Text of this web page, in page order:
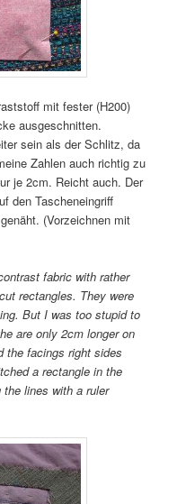
mit fester (H200)
ausgeschnitten.
sein als der Schlitz, da
Zahlen auch richtig zu
je 2cm. Reicht auch. Der
den Tascheneingriff
(Vorzeichnen mit
fabric with rather
rectangles. They were
But I was too stupid to
are only 2cm longer on
the facings right sides
a rectangle in the
the lines with a ruler